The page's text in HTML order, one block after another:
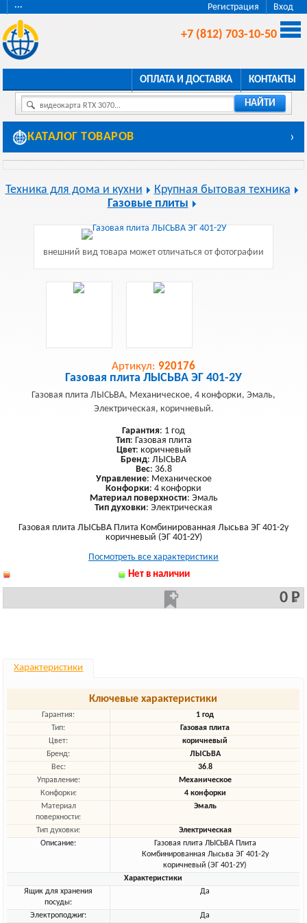
Регистрация Вход
···
+7 (812) 703-10-50
ОПЛАТА И ДОСТАВКА КОНТАКТЫ
видеокарта RTX 3070... НАЙТИ
КАТАЛОГ ТОВАРОВ ›
Техника для дома и кухни
Крупная бытовая техника
Газовые плиты
внешний вид товара может отличаться от фотографии
Артикул: 920176
Газовая плита ЛЫСЬВА ЭГ 401-2У
Газовая плита ЛЫСЬВА, Механическое, 4 конфорки, Эмаль,
Электрическая, коричневый.
Гарантия: 1 год
Тип: Газовая плита
Цвет: коричневый
Бренд: ЛЫСЬВА
Вес: 36.8
Управление: Механическое
Конфорки: 4 конфорки
Материал поверхности: Эмаль
Тип духовки: Электрическая
Газовая плита ЛЫСЬВА Плита Комбинированная Лысьва ЭГ 401-2у
коричневый (ЭГ 401-2У)
Посмотреть все характеристики
Нет в наличии
0 Р
Характеристики
Ключевые характеристики
Гарантия:
1 год
Тип:
Газовая плита
Цвет:
коричневый
Бренд:
ЛЫСЬВА
Вес:
36.8
Управление:
Механическое
Конфорки:
4 конфорки
Материал
поверхности:
Эмаль
Тип духовки:
Электрическая
Описание:
Газовая плита ЛЫСЬВА Плита
Комбинированная Лысьва ЭГ 401-2у
коричневый (ЭГ 401-2У)
Характеристики
Ящик для хранения
посуды:
Да
Электроподжиг: Да